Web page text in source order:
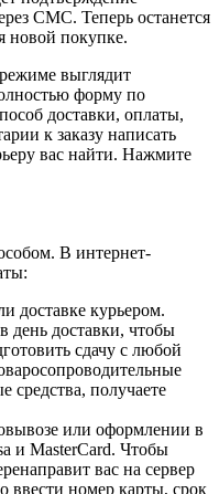
СМС. Теперь останется
новой покупке.
выглядит
форму по
доставки, оплаты,
к заказу написать
вас найти. Нажмите
В интернет-
доставке курьером.
день доставки, чтобы
сдачу с любой
средства, получаете
или оформлении в
и MasterCard. Чтобы
вас на сервер
ввести номер карты, срок